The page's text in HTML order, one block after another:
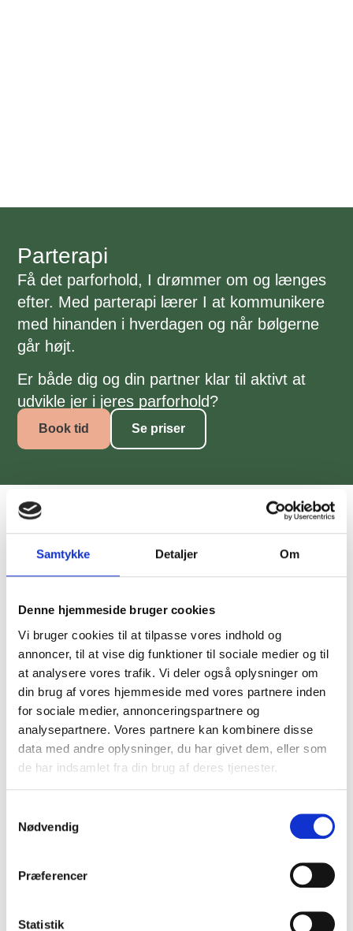
Samtykke Detaljer Om
Denne hjemmeside bruger cookies
Vi bruger cookies til at tilpasse vores indhold og
annoncer, til at vise dig funktioner til sociale medier og til
at analysere vores trafik. Vi deler også oplysninger om
din brug af vores hjemmeside med vores partnere inden
for sociale medier, annonceringspartnere og
analysepartnere. Vores partnere kan kombinere disse
data med andre oplysninger, du har givet dem, eller som
de har indsamlet fra din brug af deres tjenester.
Nødvendig
Præferencer
Statistik
Parterapi
Få det parforhold, I drømmer om og længes
efter. Med parterapi lærer I at kommunikere
med hinanden i hverdagen og når bølgerne
går højt.
Er både dig og din partner klar til aktivt at
udvikle jer i jeres parforhold?
Book tid Se priser
Parterapi i Odense
Jeg lægger i parterapien vægt på det individuelle
fylde vores egen kærlighedsbeholder inden vi kan
bidrage til et parforhold.
Læs mere om min tilgang til
parterapi her.
Prisen på en parterapi session á 90 minutter er
1799,-.
Hvad kan du få ud af at vælge mig som
parterapeut i Odense?
også når bølgerne går højt
Forstå og ændr dynamikkerne i jeres relation